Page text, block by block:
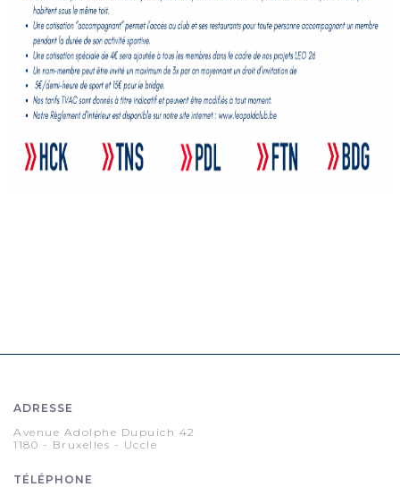
ADRESSE
Avenue Adolphe Dupuich 42
1180 - Bruxelles - Uccle
TÉLÉPHONE